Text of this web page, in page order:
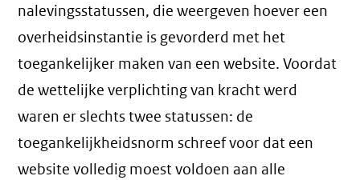
nalevingsstatussen, die weergeven hoever een
overheidsinstantie is gevorderd met het
toegankelijker maken van een website. Voordat
de wettelijke verplichting van kracht werd
waren er slechts twee statussen: de
toegankelijkheidsnorm schreef voor dat een
website volledig moest voldoen aan alle